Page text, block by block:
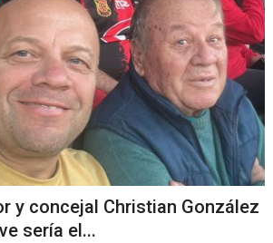
y concejal Christian González
sería el...
Tribunales